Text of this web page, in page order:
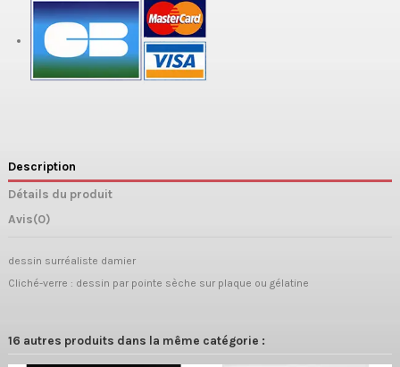
Description
Détails du produit
Avis(0)
dessin surréaliste damier
Cliché-verre : dessin par pointe sèche sur plaque ou gélatine
16 autres produits dans la même catégorie :